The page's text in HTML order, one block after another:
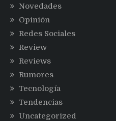
Novedades
Opinión
Redes Sociales
Review
Reviews
Rumores
Tecnología
Tendencias
Uncategorized